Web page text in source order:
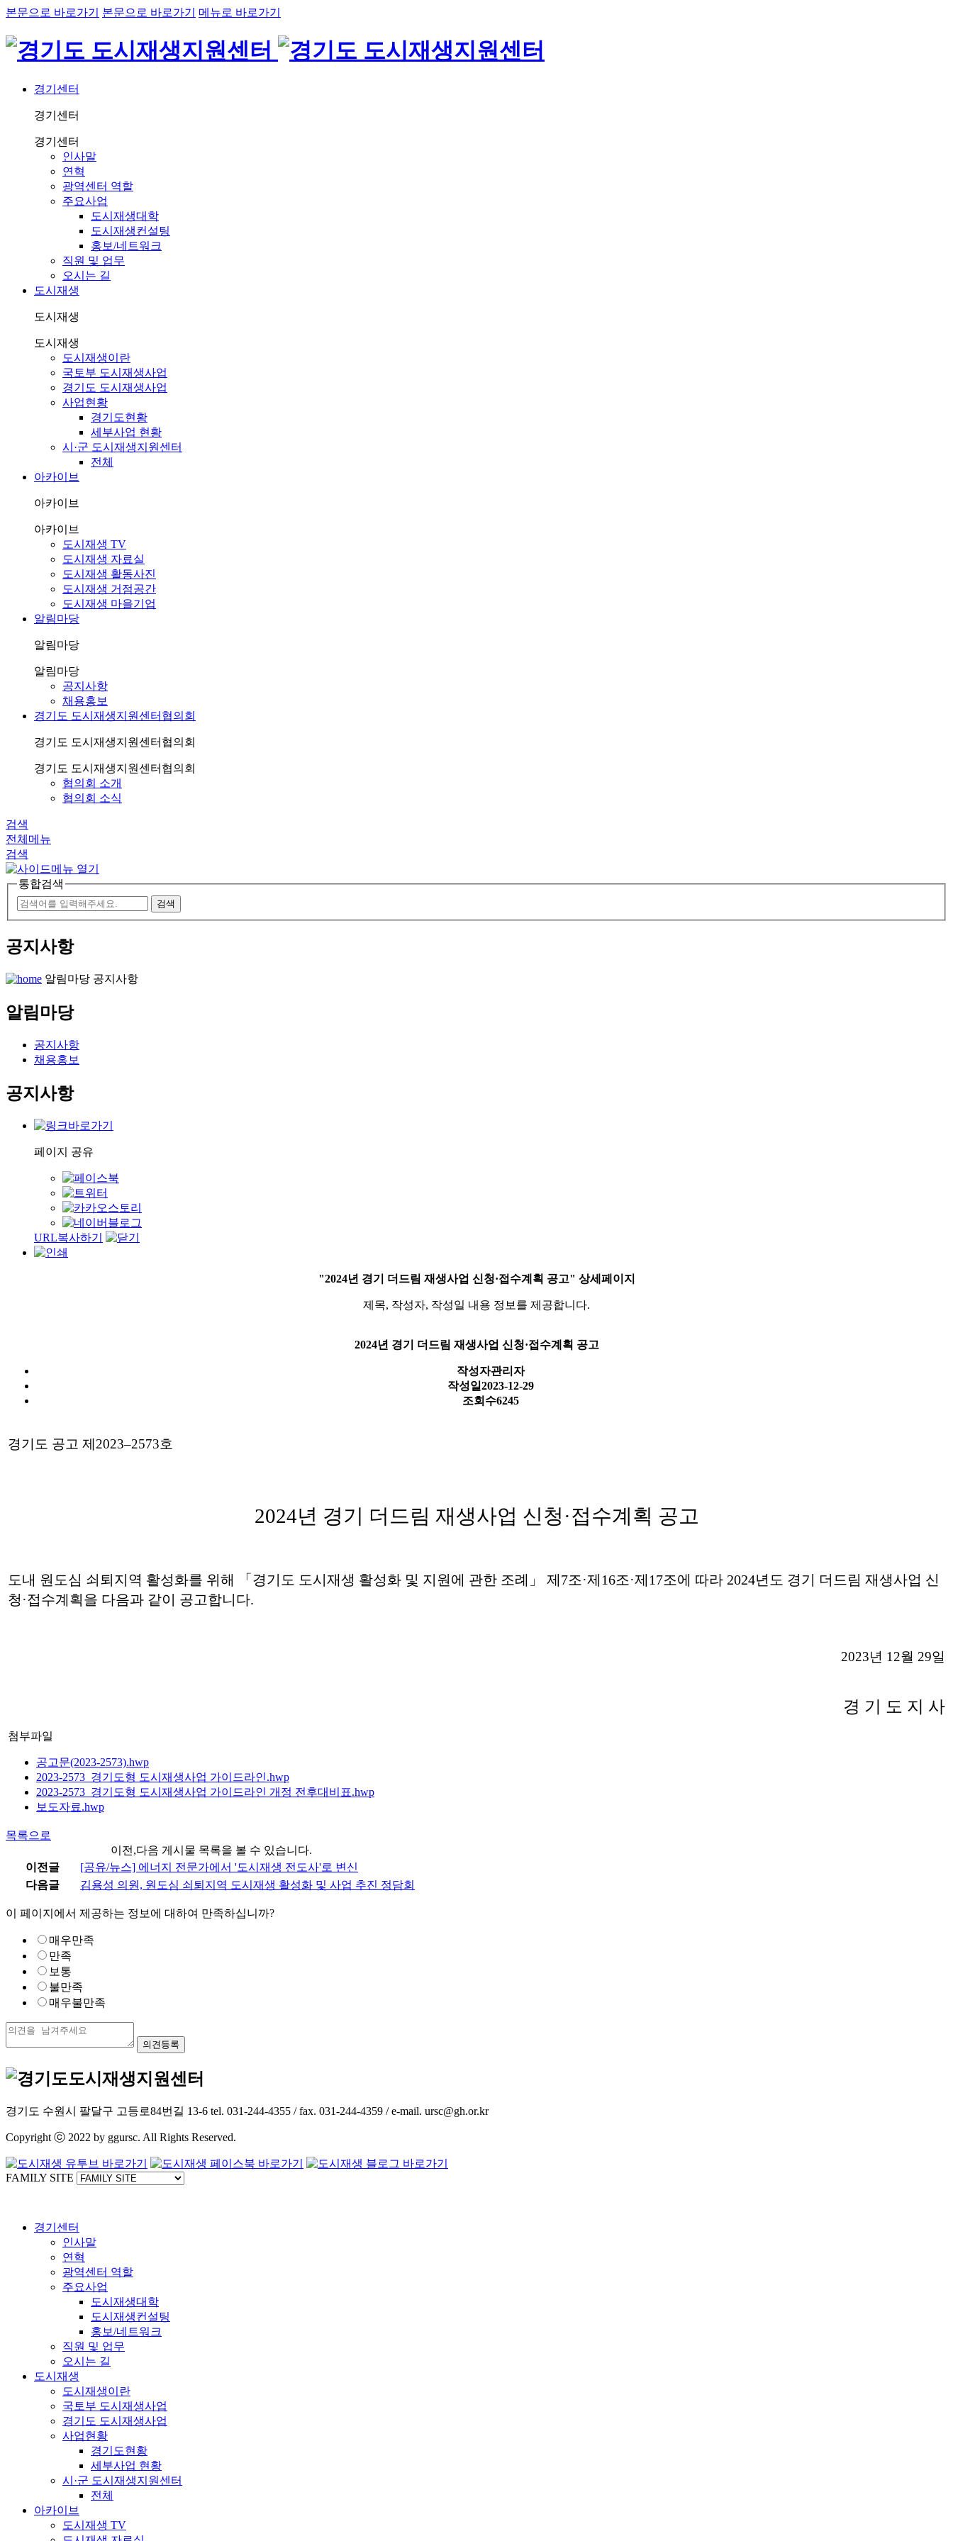
본문으로 바로가기 본문으로 바로가기 메뉴로 바로가기
경기센터
경기센터
경기센터
인사말
연혁
광역센터 역할
주요사업
도시재생대학
도시재생컨설팅
홍보/네트워크
직원 및 업무
오시는 길
도시재생
도시재생
도시재생
도시재생이란
국토부 도시재생사업
경기도 도시재생사업
사업현황
경기도현황
세부사업 현황
시·군 도시재생지원센터
전체
아카이브
아카이브
아카이브
도시재생 TV
도시재생 자료실
도시재생 활동사진
도시재생 거점공간
도시재생 마을기업
알림마당
알림마당
알림마당
공지사항
채용홍보
경기도 도시재생지원센터협의회
경기도 도시재생지원센터협의회
경기도 도시재생지원센터협의회
협의회 소개
협의회 소식
검색
전체메뉴
검색
통합검색
공지사항
알림마당 공지사항
알림마당
공지사항
채용홍보
공지사항
페이지 공유
URL복사하기
"2024년 경기 더드림 재생사업 신청·접수계획 공고" 상세페이지
제목, 작성자, 작성일 내용 정보를 제공합니다.
2024년 경기 더드림 재생사업 신청·접수계획 공고
작성자관리자
작성일2023-12-29
조회수6245
경기도 공고 제 2023–2573호
2024년 경기 더드림 재생사업 신청 ·접수계획 공고
도내 원도심 쇠퇴지역 활성화를 위해 「 경기도 도시재생 활성화 및 지원에 관한 조례 」 제 7조·제 16조·제 17조에 따라 2024년도 경기 더드림 재생사업 신
청 ·접수계획을 다음과 같이 공고합니다.
2023년 12월 29일
경 기 도 지 사
첨부파일
공고문(2023-2573).hwp
2023-2573_경기도형 도시재생사업 가이드라인.hwp
2023-2573_경기도형 도시재생사업 가이드라인 개정 전후대비표.hwp
보도자료.hwp
목록으로
이전,다음 게시물 목록을 볼 수 있습니다.
이전글
[공유/뉴스] 에너지 전문가에서 '도시재생 전도사'로 변신
다음글
김용성 의원, 원도심 쇠퇴지역 도시재생 활성화 및 사업 추진 정담회
이 페이지에서 제공하는 정보에 대하여 만족하십니까?
매우만족
만족
보통
불만족
매우불만족
경기도 수원시 팔달구 고등로84번길 13-6 tel. 031-244-4355 / fax. 031-244-4359 / e-mail. ursc@gh.or.kr
Copyright ⓒ 2022 by ggursc. All Rights Reserved.
FAMILY SITE
경기센터
인사말
연혁
광역센터 역할
주요사업
도시재생대학
도시재생컨설팅
홍보/네트워크
직원 및 업무
오시는 길
도시재생
도시재생이란
국토부 도시재생사업
경기도 도시재생사업
사업현황
경기도현황
세부사업 현황
시·군 도시재생지원센터
전체
아카이브
도시재생 TV